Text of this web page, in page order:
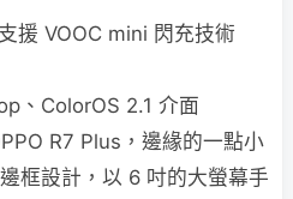
援 VOOC mini 閃充技術
、ColorOS 2.1 介面
R7 Plus，邊緣的一點小
框設計，以 6 吋的大螢幕手